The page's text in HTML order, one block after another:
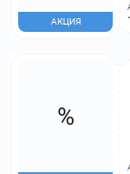
АКЦИЯ
%